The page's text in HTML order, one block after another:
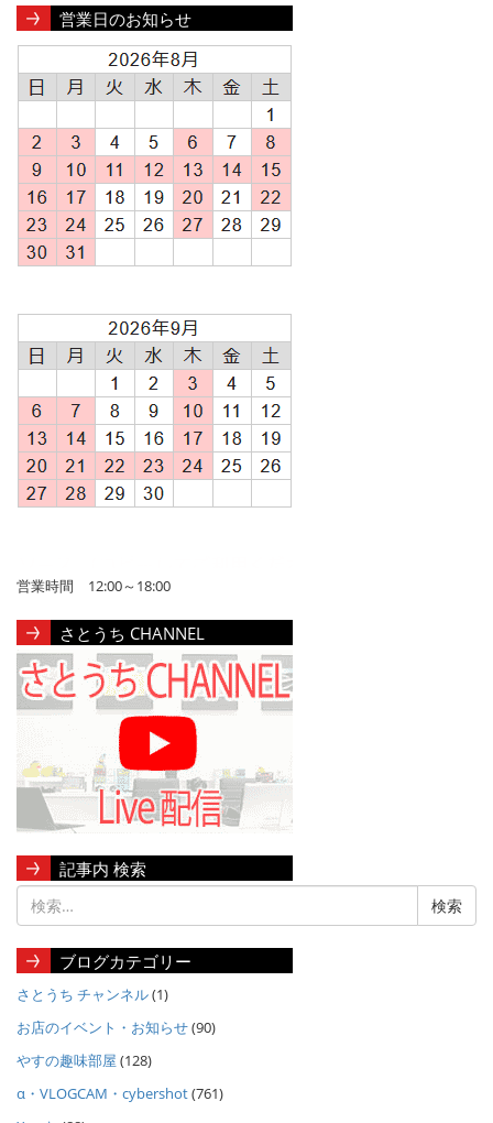
営業日のお知らせ
営業時間 12:00～18:00
さとうち CHANNEL
記事内 検索
ブログカテゴリー
さとうち チャンネル(1)
お店のイベント・お知らせ(90)
やすの趣味部屋 (128)
α・VLOGCAM・cybershot(761)